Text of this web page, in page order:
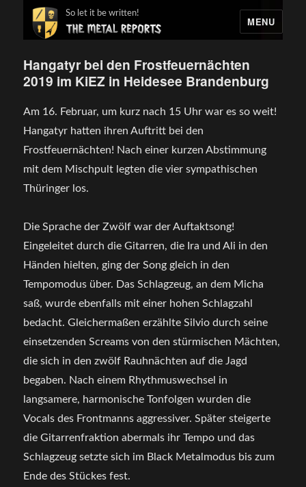
MENU
So let it be written!
Hangatyr bei den Frostfeuernächten
2019 im KiEZ in Heidesee Brandenburg
Am 16. Februar, um kurz nach 15 Uhr war es so weit!
Hangatyr hatten ihren Auftritt bei den
Frostfeuernächten! Nach einer kurzen Abstimmung
mit dem Mischpult legten die vier sympathischen
Thüringer los.
Die Sprache der Zwölf war der Auftaktsong!
Eingeleitet durch die Gitarren, die Ira und Ali in den
Händen hielten, ging der Song gleich in den
Tempomodus über. Das Schlagzeug, an dem Micha
saß, wurde ebenfalls mit einer hohen Schlagzahl
bedacht. Gleichermaßen erzählte Silvio durch seine
einsetzenden Screams von den stürmischen Mächten,
die sich in den zwölf Rauhnächten auf die Jagd
begaben. Nach einem Rhythmuswechsel in
langsamere, harmonische Tonfolgen wurden die
Vocals des Frontmanns aggressiver. Später steigerte
die Gitarrenfraktion abermals ihr Tempo und das
Schlagzeug setzte sich im Black Metalmodus bis zum
Ende des Stückes fest.